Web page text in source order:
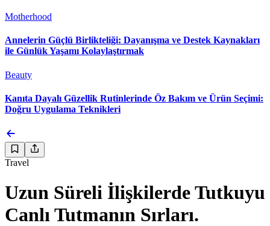
Motherhood
Annelerin Güçlü Birlikteliği: Dayanışma ve Destek Kaynakları
ile Günlük Yaşamı Kolaylaştırmak
Beauty
Kanıta Dayalı Güzellik Rutinlerinde Öz Bakım ve Ürün Seçimi:
Doğru Uygulama Teknikleri
Travel
Uzun Süreli İlişkilerde Tutkuyu
Canlı Tutmanın Sırları.